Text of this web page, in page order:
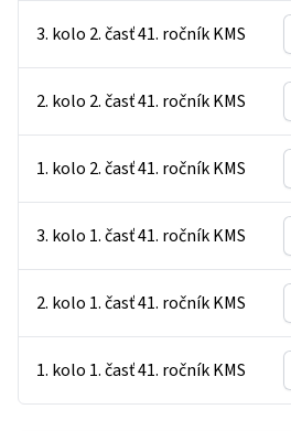
3. kolo 2. časť 41. ročník KMS
2. kolo 2. časť 41. ročník KMS
1. kolo 2. časť 41. ročník KMS
3. kolo 1. časť 41. ročník KMS
2. kolo 1. časť 41. ročník KMS
1. kolo 1. časť 41. ročník KMS